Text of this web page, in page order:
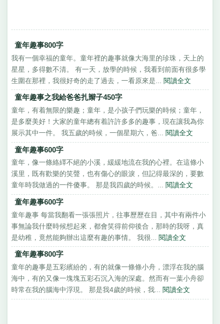
童年趣事800字
我有一個幸福的童年。童年裡的趣事就像大海里的珍珠，天上的
星星，多得數不清。 有一天，放學的時候，我看到前面有很多學
生圍在那裡，我很好奇的走了過去，一看原來是... 閱讀全文
童年趣事之我給爸爸扎辮子450字
童年，有着無限的樂趣；童年，是小孩子們玩樂的時候；童年，
是多麼美好！大家的童年總有着許許多多的趣事，現在讓我為你
展示其中一件。 我五歲的時候，一個星期六，爸... 閱讀全文
童年趣事600字
童年，像一條絡繹不絕的小溪，緩緩地流在我的心裡。在這條小
溪里，既有歡樂的笑聲，也有傷心的眼淚，但記得最深的，要數
童年時我做過的一件傻事。 那是我四歲的時候。... 閱讀全文
童年趣事600字
童年趣事 每當我翻看一張張照片，往事歷歷在目，其中有兩件小
事無論我什麼時候想起來，都會笑得前仰後合，那時的我呀，真
是幼稚，竟然能夠辦出這麼有趣的事情。 我很... 閱讀全文
童年趣事800字
童年的趣事是五彩繽紛的，有的就像一條條小舟，漂浮在我的腦
海中，有的又像一塊塊五彩石沉入海的深處。然而有一葉小舟卻
時常在我的腦海中浮現。 那是我4歲的時候，我... 閱讀全文